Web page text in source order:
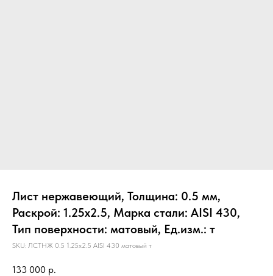
Лист нержавеющий, Толщина: 0.5 мм,
Раскрой: 1.25х2.5, Марка стали: AISI 430,
Тип поверхности: матовый, Ед.изм.: т
SKU: ЛСТНЖ 0.5 1.25х2.5 AISI 430 матовый т
133 000 р.